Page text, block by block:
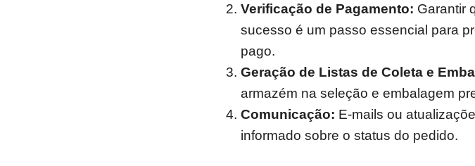
Verificação de Pagamento: Garantir
sucesso é um passo essencial para
pago.
Geração de Listas de Coleta e
armazém na seleção e embalagem
Comunicação: E-mails ou
informado sobre o status do pedido.